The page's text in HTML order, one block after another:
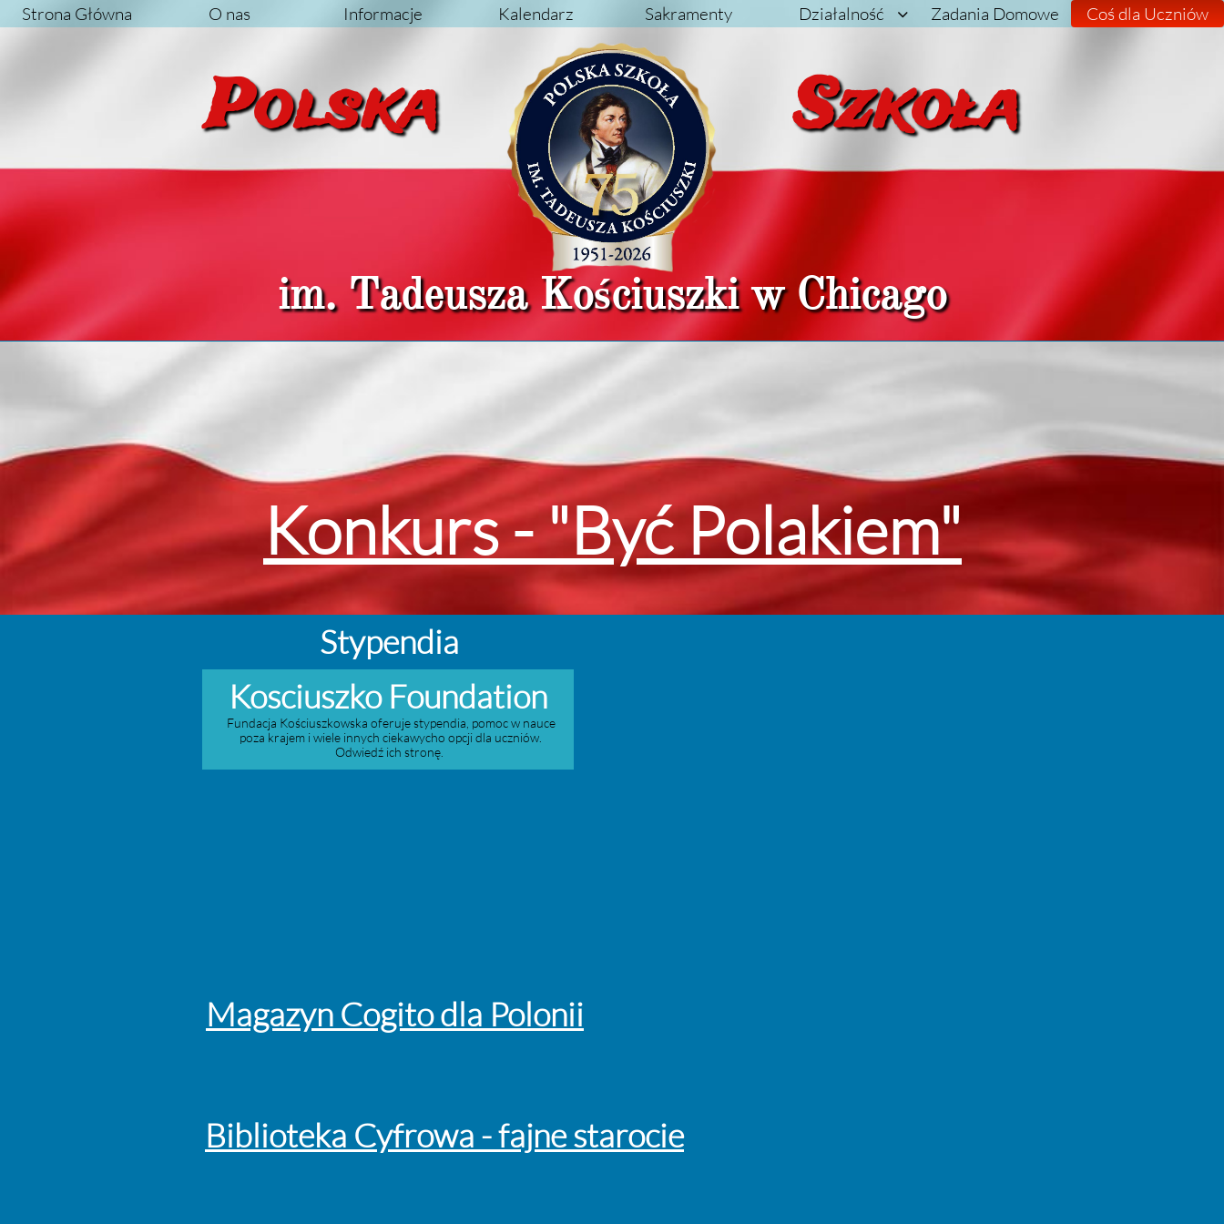
im. Tadeusza Kościuszki w Chicago
PolskaSzkoła
Konkurs - "Być Polakiem"
Kosciuszko Foundation
Fundacja Kościuszkowska oferuje stypendia, pomoc w nauce
poza krajem i wiele innych ciekawycho opcji dla uczniów.
Odwiedź ich stronę.
Stypendia
Magazyn Cogito dla Polonii
Biblioteka Cyfrowa - fajne starocie
Strona Główna O nas Informacje Kalendarz Sakramenty Działalność  Zadania Domowe Coś dla Uczniów